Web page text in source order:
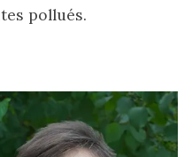
pollués.